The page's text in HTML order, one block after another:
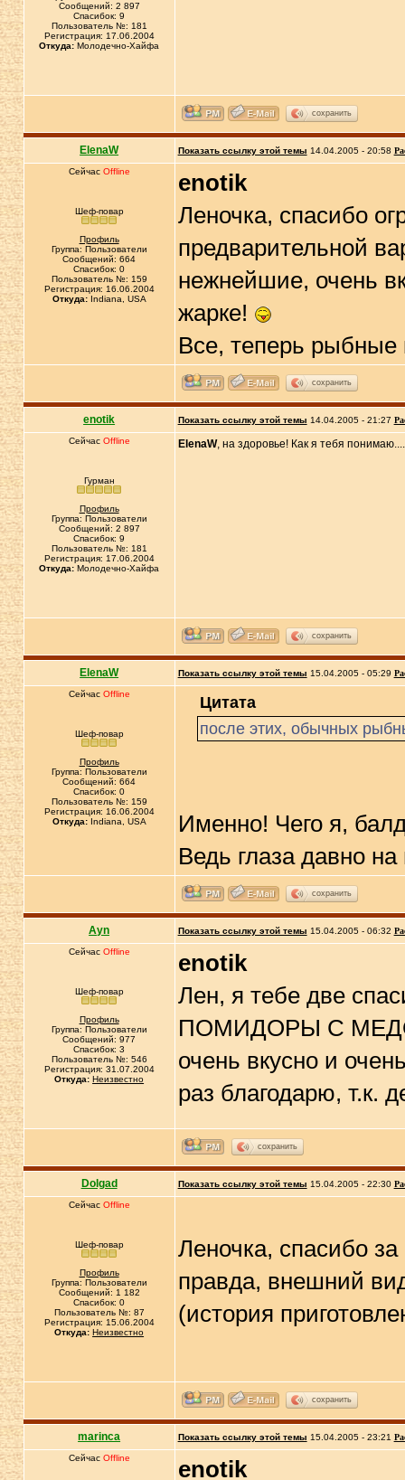
Сообщений: 2 897
Спасибок: 9
Пользователь №: 181
Регистрация: 17.06.2004
Откуда: Молодечно-Хайфа
сохранить
ElenaW Показать ссылку этой темы 14.04.2005 - 20:58
Сейчас Offline
Шеф-повар
Профиль
Группа: Пользователи
Сообщений: 664
Спасибок: 0
Пользователь №: 159
Регистрация: 16.06.2004
Откуда:Indiana, USA
enotik
Леночка, спасибо
предварительной
нежнейшие, очень
жарке!
Все, теперь рыбные
сохранить
enotik Показать ссылку этой темы 14.04.2005 - 21:27
Сейчас Offline
Гурман
Профиль
Группа: Пользователи
Сообщений: 2 897
Спасибок: 9
Пользователь №: 181
Регистрация: 17.06.2004
Откуда: Молодечно-Хайфа
ElenaW, на здоровье! Как я тебя
сохранить
ElenaW Показать ссылку этой темы 15.04.2005 - 05:29
Сейчас Offline
Шеф-повар
Профиль
Группа: Пользователи
Сообщений: 664
Спасибок: 0
Пользователь №: 159
Регистрация: 16.06.2004
Откуда:Indiana, USA
Цитата
после этих, обычных
Именно! Чего я,
Ведь глаза давно
сохранить
Ayn Показать ссылку этой темы 15.04.2005 - 06:32
Сейчас Offline
Шеф-повар
Профиль
Группа: Пользователи
Сообщений: 977
Спасибок: 3
Пользователь №: 546
Регистрация: 31.07.2004
Откуда: Неизвестно
enotik
Лен, я тебе две
ПОМИДОРЫ С
очень вкусно и
раз благодарю, т.к.
сохранить
Dolgad Показать ссылку этой темы 15.04.2005 - 22:30
Сейчас Offline
Шеф-повар
Профиль
Группа: Пользователи
Сообщений: 1 182
Спасибок: 0
Пользователь №: 87
Регистрация: 15.06.2004
Откуда: Неизвестно
Леночка, спасибо
правда, внешний
(история
сохранить
marinca Показать ссылку этой темы 15.04.2005 - 23:21
Сейчас Offline
enotik